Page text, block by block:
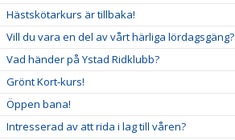
Hästskötarkurs är tillbaka!
Vill du vara en del av vårt härliga lördagsgäng?
Vad händer på Ystad Ridklubb?
Grönt Kort-kurs!
Öppen bana!
Intresserad av att rida i lag till våren?